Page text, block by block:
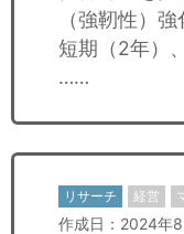
（強靭性）
短期（2年）
……
リサーチ 経営
作成日：2024年